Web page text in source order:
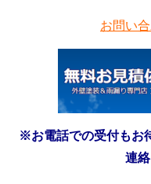
お問い
※お電話での受付もお
連